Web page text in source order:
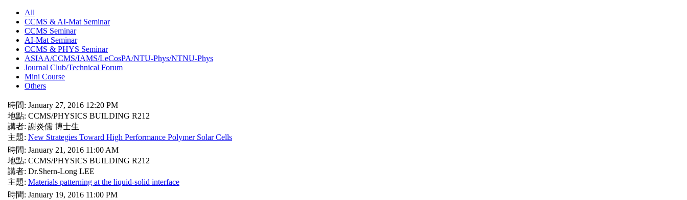
All
CCMS & AI-Mat Seminar
CCMS Seminar
AI-Mat Seminar
CCMS & PHYS Seminar
ASIAA/CCMS/IAMS/LeCosPA/NTU-Phys/NTNU-Phys
Journal Club/Technical Forum
Mini Course
Others
時間: January 27, 2016 12:20 PM
地點: CCMS/PHYSICS BUILDING R212
講者: 謝炎儒 博士生
主題: New Strategies Toward High Performance Polymer Solar Cells
時間: January 21, 2016 11:00 AM
地點: CCMS/PHYSICS BUILDING R212
講者: Dr.Shern-Long LEE
主題: Materials patterning at the liquid-solid interface
時間: January 19, 2016 11:00 PM